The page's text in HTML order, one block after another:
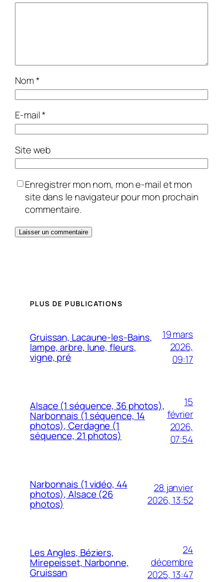
Nom*
E-mail*
Site web
Enregistrer mon nom, mon e-mail et mon
site dans le navigateur pour mon prochain
commentaire.
PLUS DE PUBLICATIONS
Gruissan, Lacaune-les-Bains,
lampe, arbre, lune, fleurs,
vigne, pré
19 mars
2026,
09:17
Alsace (1 séquence, 36 photos),
Narbonnais (1 séquence, 14
photos), Cerdagne (1
séquence, 21 photos)
15
février
2026,
07:54
Narbonnais (1 vidéo, 44
photos), Alsace (26
photos)
28 janvier
2026, 13:52
Les Angles, Béziers,
Mirepeisset, Narbonne,
Gruissan
24
décembre
2025, 13:47